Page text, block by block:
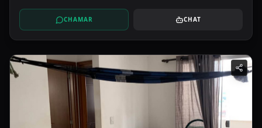
CHAMAR CHAT